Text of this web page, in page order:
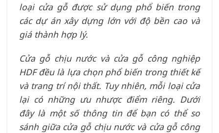
loại cửa gỗ được sử dụng phổ biến trong
các dự án xây dựng lớn với độ bền cao và
giá thành hợp lý.
Cửa gỗ chịu nước và cửa gỗ công nghiệp
HDF đều là lựa chọn phổ biến trong thiết kế
và trang trí nội thất. Tuy nhiên, mỗi loại cửa
lại có những ưu nhược điểm riêng. Dưới
đây là một số thông tin để bạn có thể so
sánh giữa cửa gỗ chịu nước và cửa gỗ công